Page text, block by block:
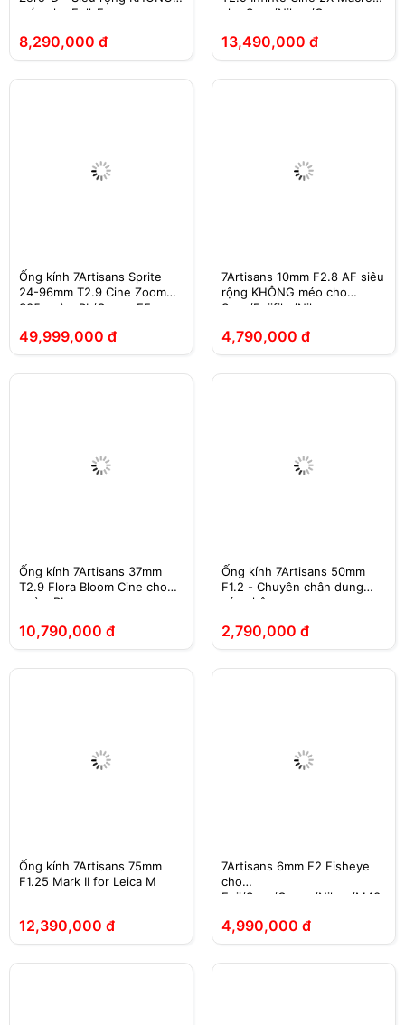
méo cho Full-Frame
8,290,000 đ
cho Sony/Nikon/Canon
13,490,000 đ
Ống kính 7Artisans Sprite
24-96mm T2.9 Cine Zoom
S35 ngàm PL/Canon EF
49,999,000 đ
7Artisans 10mm F2.8 AF siêu
rộng KHÔNG méo cho
Sony/Fujifilm/Nikon
4,790,000 đ
Ống kính 7Artisans 37mm
T2.9 Flora Bloom Cine cho
ngàm PL
10,790,000 đ
Ống kính 7Artisans 50mm
F1.2 - Chuyên chân dung
xóa phông
2,790,000 đ
Ống kính 7Artisans 75mm
F1.25 Mark II for Leica M
12,390,000 đ
7Artisans 6mm F2 Fisheye
cho
Fuji/Sony/Canon/Nikon/M43
4,990,000 đ